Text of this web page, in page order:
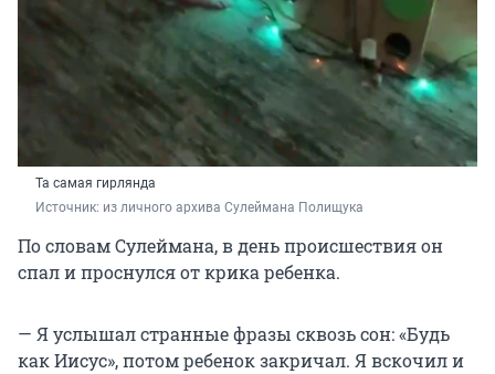
Та самая гирлянда
Источник: из личного архива Сулеймана Полищука
По словам Сулеймана, в день происшествия он
спал и проснулся от крика ребенка.
— Я услышал странные фразы сквозь сон: «Будь
как Иисус», потом ребенок закричал. Я вскочил и